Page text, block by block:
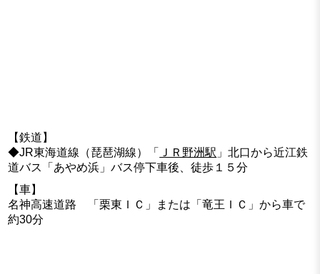
【鉄道】
◆JR東海道線（琵琶湖線）「
ＪＲ野洲駅 」北口から近江鉄
道バス「あやめ浜」バス停下車後、徒歩１５分
【車】
名神高速道路 「栗東ＩＣ」または「竜王ＩＣ」から車で
約30分